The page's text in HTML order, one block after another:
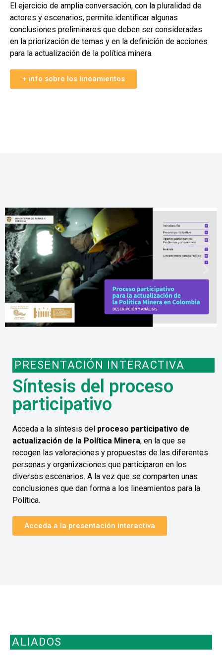
El ejercicio de amplia conversación, con la pluralidad de
actores y escenarios, permite identificar algunas
conclusiones preliminares que deben ser consideradas
en la priorización de temas y en la definición de acciones
para la actualización de la política minera.
+ info sobre los lineamientos
PRESENTACIÓN INTERACTIVA
Síntesis del proceso
participativo
Acceda a la síntesis del proceso participativo de
actualización de la Política Minera, en la que se
recogen las valoraciones y propuestas de las diferentes
personas y organizaciones que participaron en los
diversos escenarios. A la vez que se comparten unas
conclusiones que dan forma a los lineamientos para la
Política.
Acceda a la presentación interactiva
ALIADOS